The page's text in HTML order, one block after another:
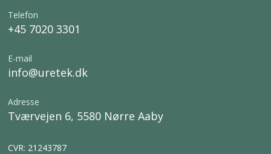
Telefon
+45 7020 3301
E-mail
info@uretek.dk
Adresse
Tværvejen 6, 5580 Nørre Aaby
CVR: 21243787